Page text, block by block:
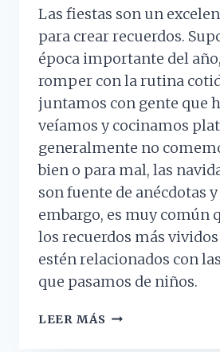
Las fiestas son un
para crear recuerdos.
época importante del
romper con la rutina
juntamos con gente que
veíamos y cocinamos
generalmente no
bien o para mal, las
son fuente de anécdotas
embargo, es muy común
los recuerdos más
estén relacionados con
que pasamos de niños.
LEER MÁS ¿POR